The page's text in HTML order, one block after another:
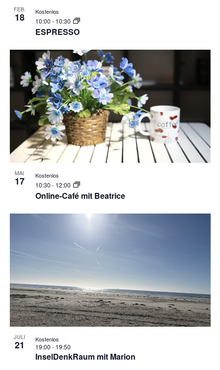
FEB.
18
ESPRESSO
10:00 - 10:30
Kostenlos
MAI
17
Online-Café mit Beatrice
10:30 - 12:00
Kostenlos
JULI
21
InselDenkRaum mit Marion
19:00 - 19:50
Kostenlos